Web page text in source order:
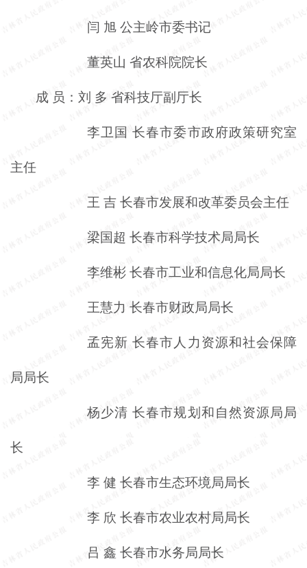
闫 旭 公主岭市委书记
董英山 省农科院院长
成 员：刘 多 省科技厅副厅长
李卫国 长春市委市政府政策研究室
主任
王 吉 长春市发展和改革委员会主任
梁国超 长春市科学技术局局长
李维彬 长春市工业和信息化局局长
王慧力 长春市财政局局长
孟宪新 长春市人力资源和社会保障
局局长
杨少清 长春市规划和自然资源局局
长
李 健 长春市生态环境局局长
李 欣 长春市农业农村局局长
吕 鑫 长春市水务局局长